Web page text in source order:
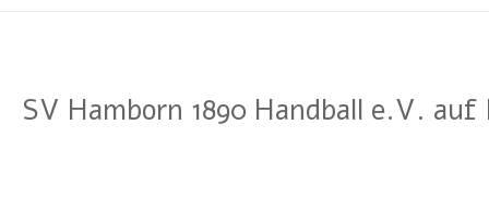
SV Hamborn 1890 Handball e.V.